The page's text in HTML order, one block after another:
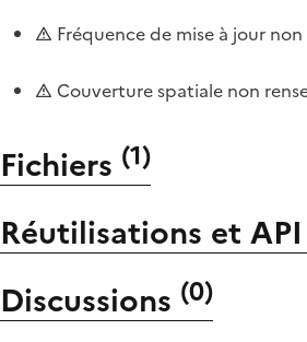
Fréquence de mise à jour
Couverture spatiale non
Fichiers (1)
Réutilisations et API
Discussions (0)